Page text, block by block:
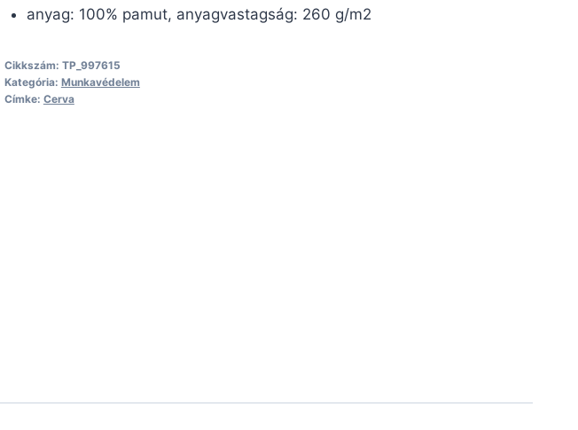
anyag: 100% pamut, anyagvastagság: 260 g/m2
Cikkszám: TP_997615
Kategória: Munkavédelem
Címke: Cerva